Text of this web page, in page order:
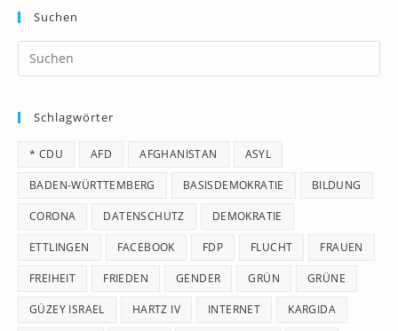
Suchen
Schlagwörter
* CDU AFD AFGHANISTAN ASYL
BADEN-WÜRTTEMBERG BASISDEMOKRATIE BILDUNG
CORONA DATENSCHUTZ DEMOKRATIE
ETTLINGEN FACEBOOK FDP FLUCHT FRAUEN
FREIHEIT FRIEDEN GENDER GRÜN GRÜNE
GÜZEY ISRAEL HARTZ IV INTERNET KARGIDA